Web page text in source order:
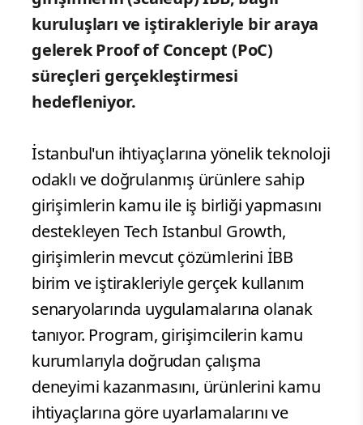
kuruluşları ve iştirakleriyle bir araya
gelerek Proof of Concept (PoC)
süreçleri gerçekleştirmesi
hedefleniyor.
İstanbul'un ihtiyaçlarına yönelik teknoloji
odaklı ve doğrulanmış ürünlere sahip
girişimlerin kamu ile iş birliği yapmasını
destekleyen Tech Istanbul Growth,
girişimlerin mevcut çözümlerini İBB
birim ve iştirakleriyle gerçek kullanım
senaryolarında uygulamalarına olanak
tanıyor. Program, girişimcilerin kamu
kurumlarıyla doğrudan çalışma
deneyimi kazanmasını, ürünlerini kamu
ihtiyaçlarına göre uyarlamalarını ve